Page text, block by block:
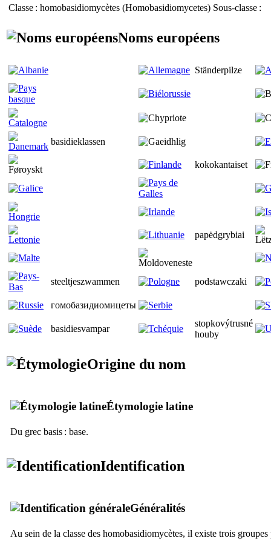
Classe : homobasidiomycètes (Homobasidiomycetes) Sous-classe :
Noms européens
Ständerpilze
basidieklassen
kokokantaiset
papėdgrybiai
steeltjeszwammen podstawczaki
гомобазидиомицеты
basidiesvampar
stopkovýtrusné
houby
Origine du nom
Étymologie latine
Du grec basis : base.
Identification
Généralités
Au sein de la classe des homobasidiomycètes, il existe trois